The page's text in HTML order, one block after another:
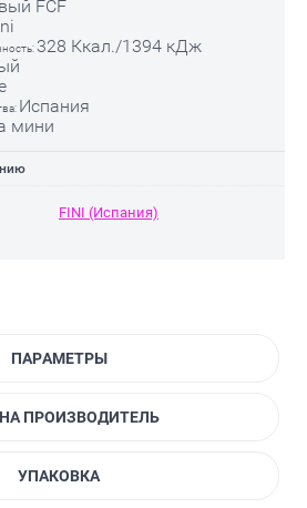
FCF
328 Ккал./1394 кДж
Испания
мини
FINI (Испания)
ПАРАМЕТРЫ
ПРОИЗВОДИТЕЛЬ
УПАКОВКА